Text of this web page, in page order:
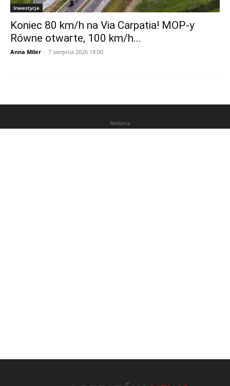
Inwestycje
Koniec 80 km/h na Via Carpatia! MOP-y
Równe otwarte, 100 km/h...
Anna Miler - 7 sierpnia 2026 18:00
Reklama